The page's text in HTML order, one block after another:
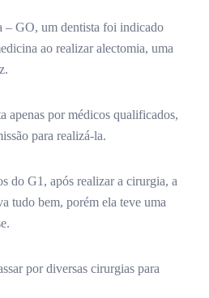
– GO, um dentista foi indicado
ao realizar alectomia, uma
apenas por médicos qualificados,
para realizá-la.
do G1, após realizar a cirurgia, a
tudo bem, porém ela teve uma
por diversas cirurgias para